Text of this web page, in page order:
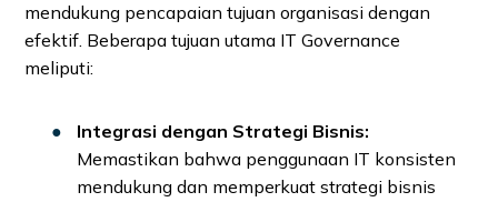
mendukung pencapaian tujuan organisasi dengan
efektif. Beberapa tujuan utama IT Governance
meliputi:
Integrasi dengan Strategi Bisnis:
Memastikan bahwa penggunaan IT konsisten
mendukung dan memperkuat strategi bisnis